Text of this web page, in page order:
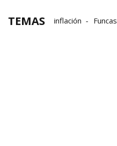
TEMAS inflación Funcas